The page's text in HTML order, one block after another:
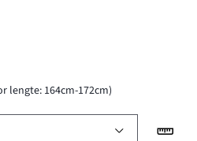
lengte: 164cm-172cm)